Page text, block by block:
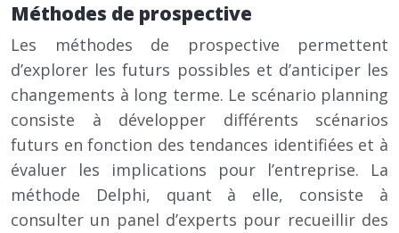
Méthodes de prospective
Les méthodes de prospective permettent
d’explorer les futurs possibles et d’anticiper les
changements à long terme. Le scénario planning
consiste à développer différents scénarios
futurs en fonction des tendances identifiées et à
évaluer les implications pour l’entreprise. La
méthode Delphi, quant à elle, consiste à
consulter un panel d’experts pour recueillir des